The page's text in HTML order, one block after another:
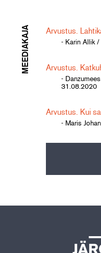
MEEDIAKAJA Arvustus.
- Karin Allik /
Arvustus.
-
31.08.2020
Arvustus. Kui
- Maris